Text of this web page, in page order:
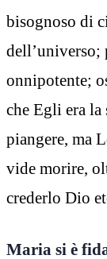
bisognoso di
dell’universo;
onnipotente;
che Egli era
piangere, ma
vide morire,
crederlo Dio
Maria si è